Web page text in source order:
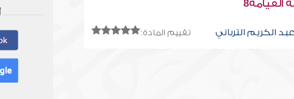
الكريم الترباني تقييم المادة: